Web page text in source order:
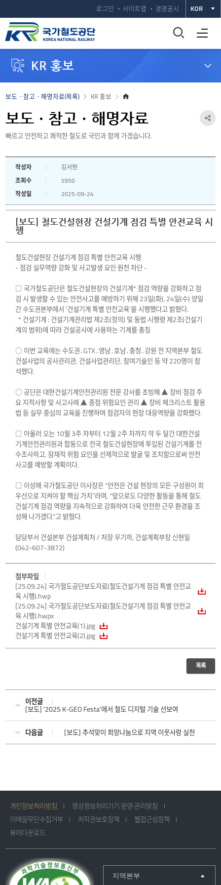
로그인 사이트맵 경영공시 KOR
통
합
기
전체메뉴 열기
KR 홍보
로
KR 홍보
보도ㆍ참고ㆍ해명자료(목록)
보도ㆍ참고ㆍ해명자료
빠르고 안전하고 쾌적한 철도로 국민과 함께 가겠습니다.
공
작성자
김서현
조회수
5950
작성일
2025-09-24
[보도] 철도건설현장 건설기계 점검 특별 안전교육 시
행
철도건설현장 건설기계 점검 특별 안전교육 시행
- 점검 실무역량 강화 및 사고발생 요인 원천 차단 -
□ 국가철도공단은 철도건설현장의 건설기계* 점검 역량을 강화하고 점
검 시 발생할 수 있는 안전사고를 예방하기 위해 23일(화), 24일(수) 양일
간 수도권본부에서 ‘건설기계 특별 안전교육’을 시행했다고 밝혔다.
* 건설기계 : 건설기계관리법 제2조(정의) 및 동법 시행령 제2조(건설기
계의 범위)에 따라 건설공사에 사용하는 기계를 총칭
○ 이번 교육에는 수도권․GTX․영남․호남․충청․강원 전 지역본부 철도
건설사업의 공사관리관, 건설사업관리단, 참여기술인 등 약 220명이 참
석했다.
○ 공단은 대한건설기계안전관리원 전문 강사를 초빙해 ▲ 장비 점검 주
요 지적사항 및 사고사례 ▲ 중점 위험요인 관리 ▲ 장비 체크리스트 활용
법 등 실무 중심의 교육을 진행하며 점검자의 현장 대응역량을 강화했다.
□ 아울러 오는 10월 3주 차부터 12월 2주 차까지 약 두 달간 대한건설
기계안전관리원과 합동으로 전국 철도건설현장에 투입된 건설기계를 전
수조사하고, 잠재적 위험 요인을 선제적으로 발굴 및 조치함으로써 안전
사고를 예방할 계획이다.
□ 이성해 국가철도공단 이사장은 “안전은 건설 현장의 모든 구성원이 최
우선으로 지켜야 할 핵심 가치”라며, “앞으로도 다양한 활동을 통해 철도
건설기계 점검 역량을 지속적으로 강화하여 더욱 안전한 근무 환경을 조
성해 나가겠다.”고 밝혔다.
담당부서 건설본부 건설계획처 / 처장 우기하, 건설계획부장 신현일
(042-607-3872)
첨부파일
[25.09.24] 국가철도공단보도자료(철도건설기계 점검 특별 안전교
육 시행).hwp
[25.09.24] 국가철도공단보도자료(철도건설기계 점검 특별 안전교
육 시행).hwpx
건설기계 특별 안전교육(1).jpg
건설기계 특별 안전교육(2).jpg
목록
이전글
[보도] ‘2025 K-GEO Festa’에서 철도 디지털 기술 선보여
다음글 [보도] 추석맞이 희망나눔으로 지역 이웃사랑 실천
개인정보처리방침
영상정보처리기기 운영·관리방침
이메일무단수집거부
저작권보호정책
웹접근성정책
뷰어다운로드
지역본부